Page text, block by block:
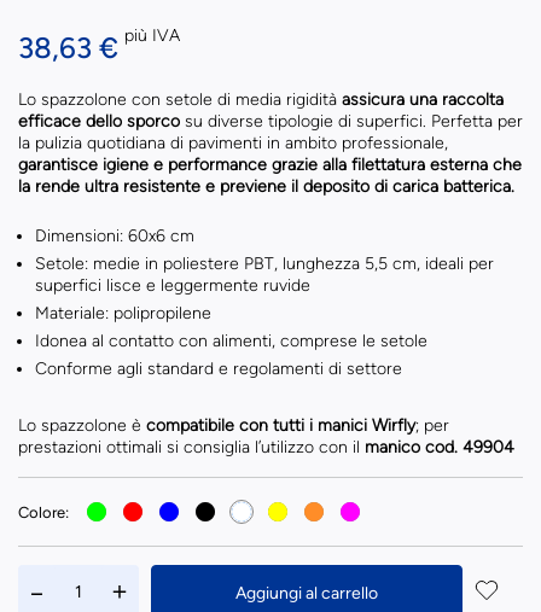
38,63 € più IVA
Lo spazzolone con setole di media rigidità assicura una raccolta
efficace dello sporco su diverse tipologie di superfici. Perfetta per
la pulizia quotidiana di pavimenti in ambito professionale,
garantisce igiene e performance grazie alla filettatura esterna che
la rende ultra resistente e previene il deposito di carica batterica.
Dimensioni: 60x6 cm
Setole: medie in poliestere PBT, lunghezza 5,5 cm, ideali per
superfici lisce e leggermente ruvide
Materiale: polipropilene
Idonea al contatto con alimenti, comprese le setole
Conforme agli standard e regolamenti di settore
Lo spazzolone è compatibile con tutti i manici Wirfly; per
prestazioni ottimali si consiglia l’utilizzo con il manico cod. 49904
Colore:
Aggiungi al carrello